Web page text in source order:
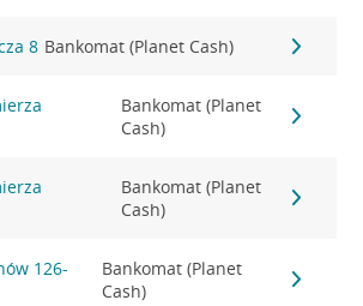
8 Bankomat (Planet Cash)
Bankomat (Planet
Cash)
Bankomat (Planet
Cash)
126-
Bankomat (Planet
Cash)